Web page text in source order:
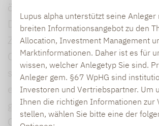
Lupus alpha unterstützt seine
breiten Informationsangebot zu den
Allocation, Investment Management
Marktinformationen. Daher ist es für
wissen, welcher Anlegetyp Sie sind.
Anleger gem. §67 WpHG sind
Investoren und Vertriebspartner. Um
Ihnen die richtigen Informationen zur
stellen, wählen Sie bitte eine der
ökonomisch erfolgreicher als der
Das lässt stark vermuten, dass
Zukunft so sein wird. Denn wahre
Champions zeichnen sich
sie auch in schwierigen Phasen
erzielen und diese ausschütten
gelingt ihnen zum Beispiel, weil
Geschäftsmodell eine Nische